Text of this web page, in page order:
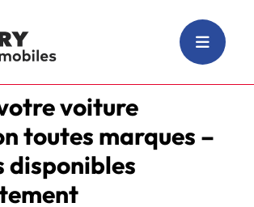
voiture
toutes marques –
disponibles